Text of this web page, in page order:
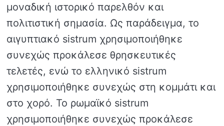
μοναδική ιστορικό παρελθόν και
πολιτιστική σημασία. Ως παράδειγμα, το
αιγυπτιακό sistrum χρησιμοποιήθηκε
συνεχώς προκάλεσε θρησκευτικές
τελετές, ενώ το ελληνικό sistrum
χρησιμοποιήθηκε συνεχώς στη κομμάτι και
στο χορό. Το ρωμαϊκό sistrum
χρησιμοποιήθηκε συνεχώς προκάλεσε